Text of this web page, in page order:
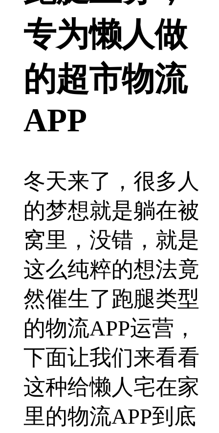
专为懒人做
的超市物流
APP
冬天来了，很多人
的梦想就是躺在被
窝里，没错，就是
这么纯粹的想法竟
然催生了跑腿类型
的物流APP运营，
下面让我们来看看
这种给懒人宅在家
里的物流APP到底